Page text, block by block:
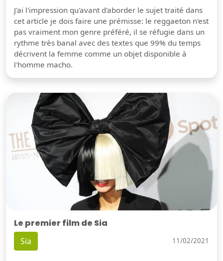
J'ai l'impression qu'avant d'aborder le sujet traité dans
cet article je dois faire une prémisse: le reggaeton n'est
pas vraiment mon genre préféré, il se réfugie dans un
rythme très banal avec des textes que 99% du temps
décrivent la femme comme un objet disponible à
l'homme macho.
Le premier film de Sia
Sia 11/02/2021